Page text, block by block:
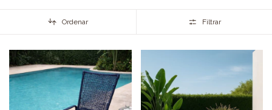
Ordenar Filtrar